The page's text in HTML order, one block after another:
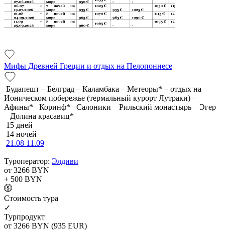
Мифы Древней Греции и отдых на Пелопоннесе
Будапешт – Белград – Каламбака – Метеоры* – отдых на
Ионическом побережье (термальный курорт Лутраки) –
Афины*– Коринф*– Салоники – Рильский монастырь – Эгер
– Долина красавиц*
15 дней
14 ночей
21.08 11.09
Туроператор: Элдиви
от 3266 BYN
+ 500 BYN
Cтоимость тура
✓
Турпродукт
от 3266 BYN (935 EUR)